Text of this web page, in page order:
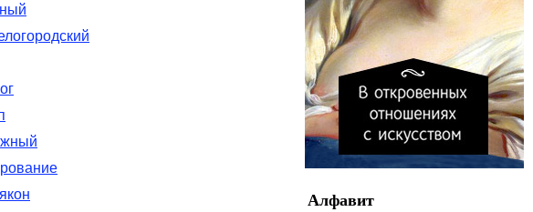
Алфавит